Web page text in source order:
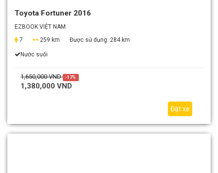
Toyota Fortuner 2016
EZBOOK VIỆT NAM
7
259 km Được sử dụng: 284 km
Nước suối
1,650,000 VND -17%
1,380,000 VND
Đặt xe